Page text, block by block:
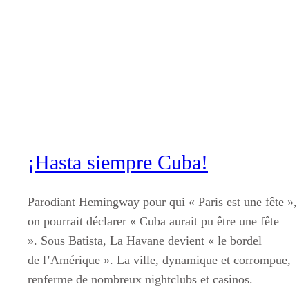
¡Hasta siempre Cuba!
Parodiant Hemingway pour qui « Paris est une fête »,
on pourrait déclarer « Cuba aurait pu être une fête
». Sous Batista, La Havane devient « le bordel
de l’Amérique ». La ville, dynamique et corrompue,
renferme de nombreux nightclubs et casinos.